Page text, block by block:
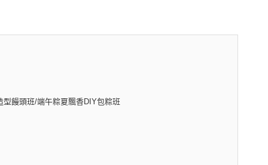
饅頭班/端午粽夏飄香DIY包粽班